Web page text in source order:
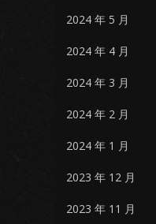
2024 年 5 月
2024 年 4 月
2024 年 3 月
2024 年 2 月
2024 年 1 月
2023 年 12 月
2023 年 11 月